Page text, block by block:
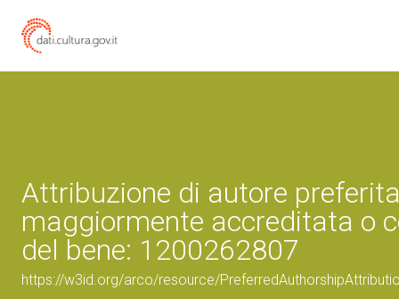
Attribuzione di autore
maggiormente accreditata o
del bene: 1200262807
https://w3id.org/arco/resource/